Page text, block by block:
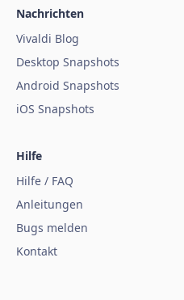
Nachrichten
Vivaldi Blog
Desktop Snapshots
Android Snapshots
iOS Snapshots
Hilfe
Hilfe / FAQ
Anleitungen
Bugs melden
Kontakt